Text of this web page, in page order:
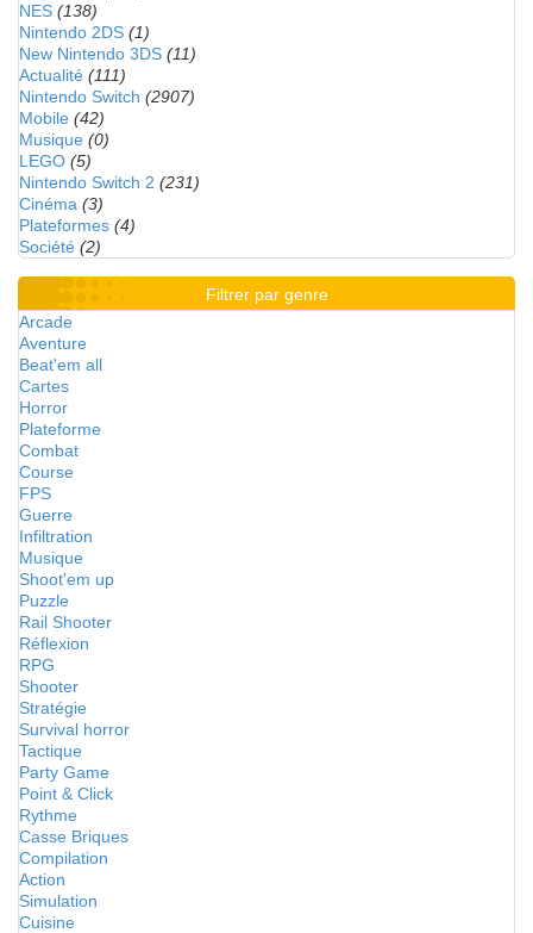
NES (138)
Nintendo 2DS (1)
New Nintendo 3DS (11)
Actualité (111)
Nintendo Switch (2907)
Mobile (42)
Musique (0)
LEGO (5)
Nintendo Switch 2 (231)
Cinéma (3)
Plateformes (4)
Société (2)
Filtrer par genre
Arcade
Aventure
Beat'em all
Cartes
Horror
Plateforme
Combat
Course
FPS
Guerre
Infiltration
Musique
Shoot'em up
Puzzle
Rail Shooter
Réflexion
RPG
Shooter
Stratégie
Survival horror
Tactique
Party Game
Point & Click
Rythme
Casse Briques
Compilation
Action
Simulation
Cuisine